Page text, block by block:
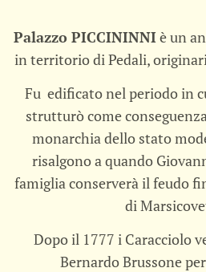
Palazzo PICCININNIè un
in territorio di Pedali,
Fu edificato nel periodo in
strutturò come
monarchia dello stato
risalgono a quando
famiglia conserverà il feudo
di
Dopo il 1777 i Caracciolo
Bernardo Brussone